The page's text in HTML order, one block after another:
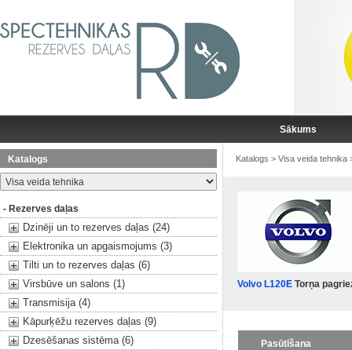
Sākums
Katalogs
- Rezerves daļas
Dzinēji un to rezerves daļas (24)
Elektronika un apgaismojums (3)
Tilti un to rezerves daļas (6)
Virsbūve un salons (1)
Transmisija (4)
Kāpurķēžu rezerves daļas (9)
Dzesēšanas sistēma (6)
Katalogs > Visa veida tehnika
Volvo L120E Torņa
Pasūtīšana